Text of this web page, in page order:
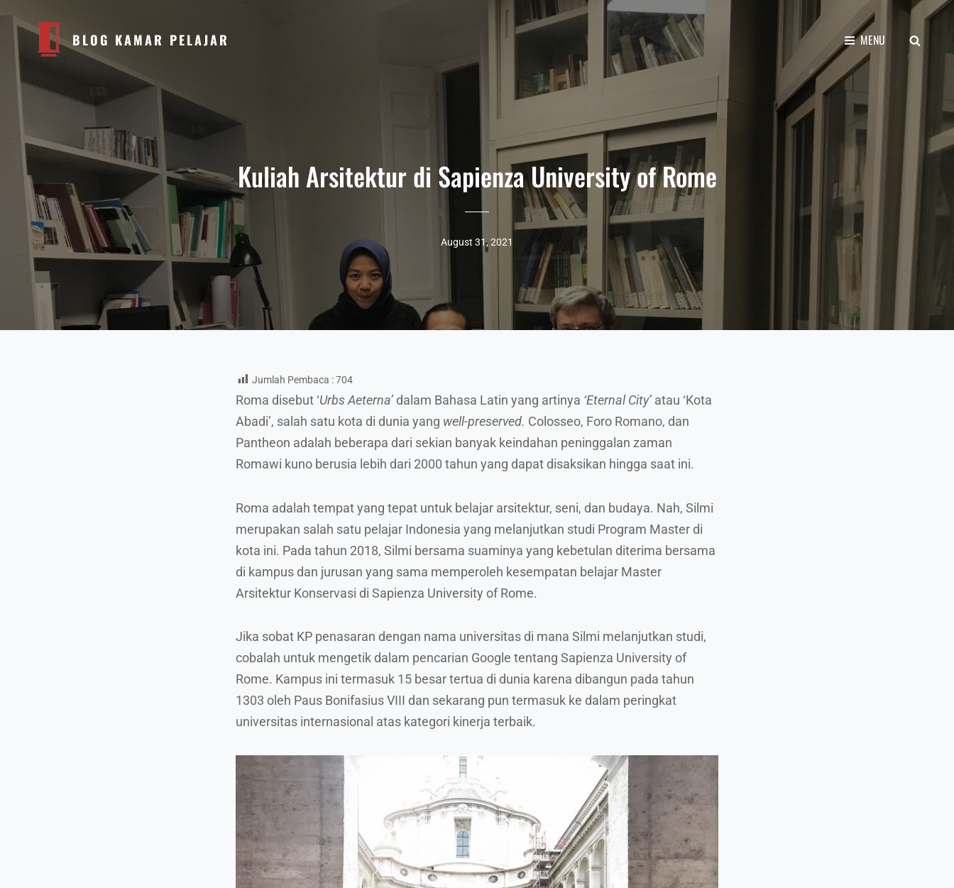
BLOG KAMAR PELAJAR MENU
Kuliah Arsitektur di Sapienza University of Rome
August 31, 2021
Jumlah Pembaca :704
Roma disebut ‘Urbs Aeterna’ dalam Bahasa Latin yang artinya ‘Eternal City’ atau ‘Kota
Abadi’, salah satu kota di dunia yang well-preserved. Colosseo, Foro Romano, dan
Pantheon adalah beberapa dari sekian banyak keindahan peninggalan zaman
Romawi kuno berusia lebih dari 2000 tahun yang dapat disaksikan hingga saat ini.
Roma adalah tempat yang tepat untuk belajar arsitektur, seni, dan budaya. Nah, Silmi
merupakan salah satu pelajar Indonesia yang melanjutkan studi Program Master di
kota ini. Pada tahun 2018, Silmi bersama suaminya yang kebetulan diterima bersama
di kampus dan jurusan yang sama memperoleh kesempatan belajar Master
Arsitektur Konservasi di Sapienza University of Rome.
Jika sobat KP penasaran dengan nama universitas di mana Silmi melanjutkan studi,
cobalah untuk mengetik dalam pencarian Google tentang Sapienza University of
Rome. Kampus ini termasuk 15 besar tertua di dunia karena dibangun pada tahun
1303 oleh Paus Bonifasius VIII dan sekarang pun termasuk ke dalam peringkat
universitas internasional atas kategori kinerja terbaik.